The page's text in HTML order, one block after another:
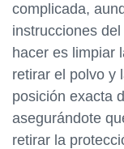
complicada,
instrucciones
hacer es limpiar
retirar el polvo y
posición exacta
asegurándote
retirar la